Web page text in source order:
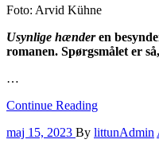
Foto: Arvid Kühne
Usynlige hænderen
romanen. Spørgsmålet er
…
Continue Reading
maj 15, 2023 By littunAdmin